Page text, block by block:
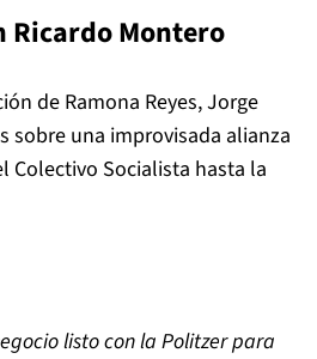
Ricardo Montero
de Ramona Reyes, Jorge
sobre una improvisada alianza
Colectivo Socialista hasta la
listo con la Politzer para